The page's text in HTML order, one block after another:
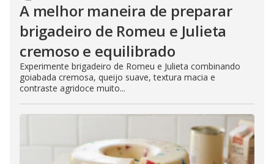
A melhor maneira de preparar
brigadeiro de Romeu e Julieta
cremoso e equilibrado
Experimente brigadeiro de Romeu e Julieta combinando
goiabada cremosa, queijo suave, textura macia e
contraste agridoce muito...